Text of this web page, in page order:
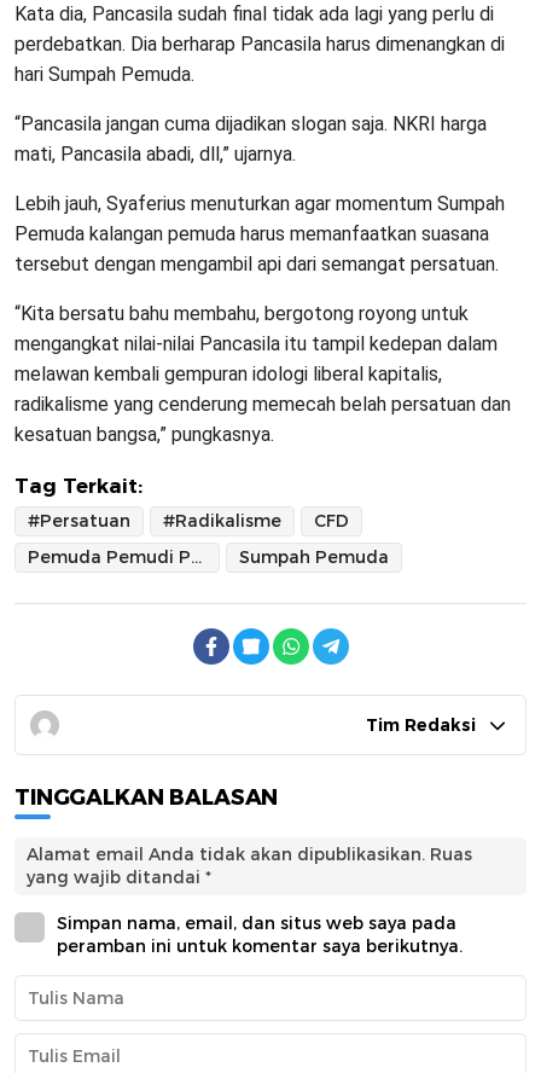
Kata dia, Pancasila sudah final tidak ada lagi yang perlu di
perdebatkan. Dia berharap Pancasila harus dimenangkan di
hari Sumpah Pemuda.
“Pancasila jangan cuma dijadikan slogan saja. NKRI harga
mati, Pancasila abadi, dll,” ujarnya.
Lebih jauh, Syaferius menuturkan agar momentum Sumpah
Pemuda kalangan pemuda harus memanfaatkan suasana
tersebut dengan mengambil api dari semangat persatuan.
“Kita bersatu bahu membahu, bergotong royong untuk
mengangkat nilai-nilai Pancasila itu tampil kedepan dalam
melawan kembali gempuran idologi liberal kapitalis,
radikalisme yang cenderung memecah belah persatuan dan
kesatuan bangsa,” pungkasnya.
Tag Terkait:
#Persatuan #Radikalisme
CFD
Pemuda Pemudi Peduli Indonesia (PPBI)
Sumpah Pemuda
Tim Redaksi
TINGGALKAN BALASAN
Alamat email Anda tidak akan dipublikasikan. Ruas
yang wajib ditandai *
Simpan nama, email, dan situs web saya pada
peramban ini untuk komentar saya berikutnya.